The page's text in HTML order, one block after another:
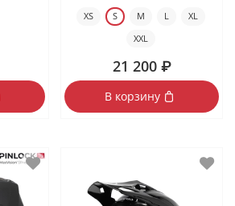
XS S M L
XL
XXL
21 200 ₽
В корзину